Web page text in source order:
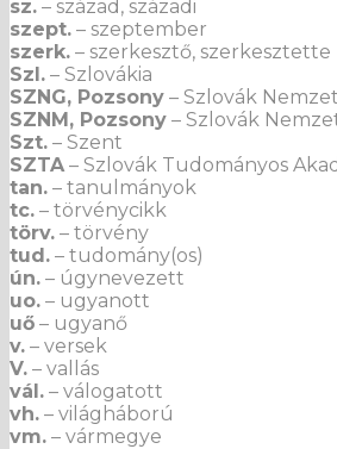
sz. – század, századi
szept. – szeptember
szerk. – szerkesztő, szerkesztette
Szl. – Szlovákia
SZNG, Pozsony – Szlovák
SZNM, Pozsony – Szlovák
Szt. – Szent
SZTA – Szlovák Tudományos
tan. – tanulmányok
tc. – törvénycikk
törv. – törvény
tud. – tudomány(os)
ún. – úgynevezett
uo. – ugyanott
uő – ugyanő
v. – versek
V. – vallás
vál. – válogatott
vh. – világháború
vm. – vármegye